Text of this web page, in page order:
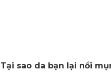
Tại sao da bạn lại nổi